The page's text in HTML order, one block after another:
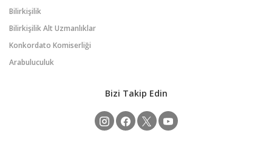
Bilirkişilik
Bilirkişilik Alt Uzmanlıklar
Konkordato Komiserliği
Arabuluculuk
Bizi Takip Edin